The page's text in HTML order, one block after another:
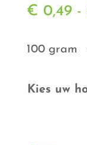
€ 0,49 -
100 gram
Kies uw